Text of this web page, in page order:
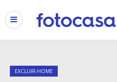
EXCLUIR-HOME